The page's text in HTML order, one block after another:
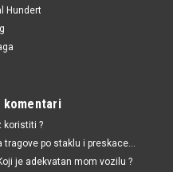
Hundert
komentari
koristiti ?
po staklu i preskace...
je adekvatan mom vozilu ?